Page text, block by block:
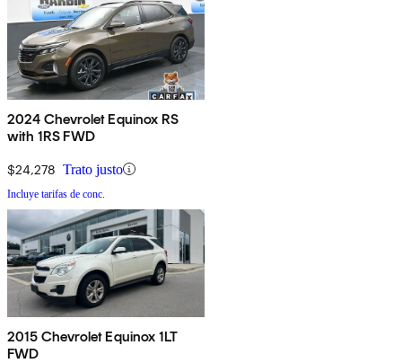
2024 Chevrolet Equinox RS
with 1RS FWD
$24,278 Trato justo
Incluye tarifas de conc.
2015 Chevrolet Equinox 1LT
FWD